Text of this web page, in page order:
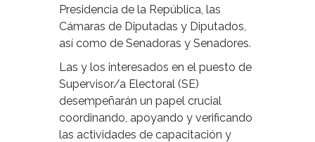
Presidencia de la República, las
Cámaras de Diputadas y Diputados,
así como de Senadoras y Senadores.
Las y los interesados en el puesto de
Supervisor/a Electoral (SE)
desempeñarán un papel crucial
coordinando, apoyando y verificando
las actividades de capacitación y